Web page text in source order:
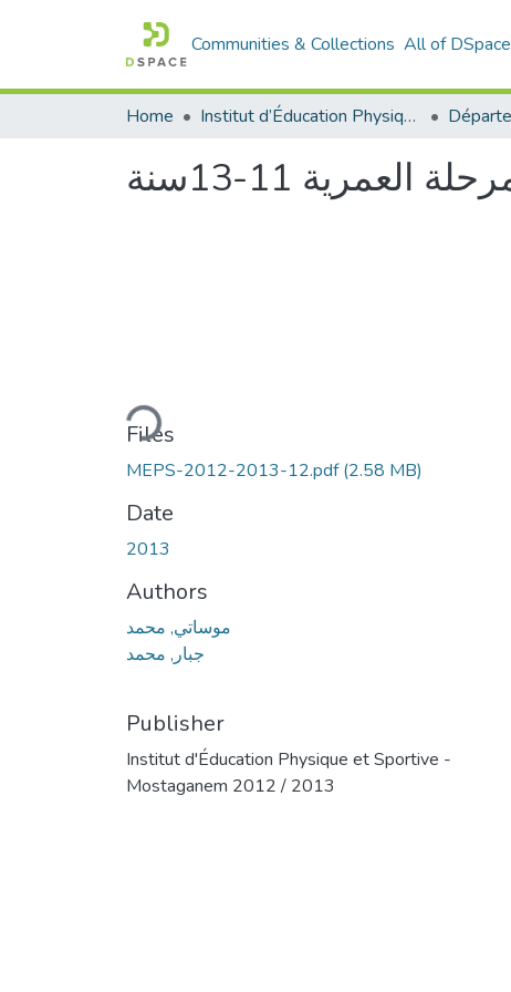
Communities & Collections All of DSpace
Home Institut d’Éducation Physique et Sportive
Loading...
Files
MEPS-2012-2013-12.pdf(2.58 MB)
Date
2013
Authors
موساتي, محمد
جبار, محمد
Publisher
Institut d'Éducation Physique et Sportive -
Mostaganem 2012 / 2013